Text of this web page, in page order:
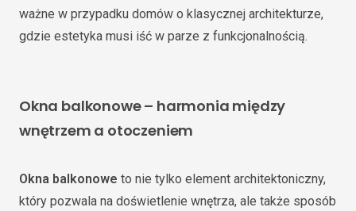
ważne w przypadku domów o klasycznej architekturze,
gdzie estetyka musi iść w parze z funkcjonalnością.
Okna balkonowe – harmonia między
wnętrzem a otoczeniem
Okna balkonowe to nie tylko element architektoniczny,
który pozwala na doświetlenie wnętrza, ale także sposób